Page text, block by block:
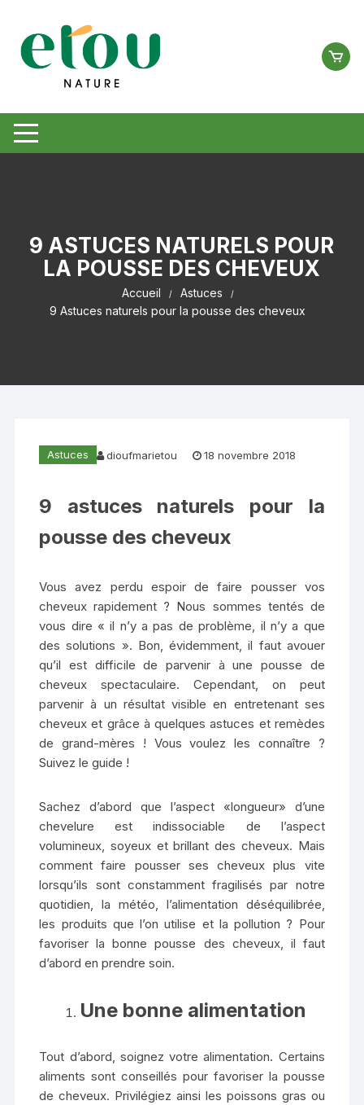
contenu
9 ASTUCES NATURELS POUR
LA POUSSE DES CHEVEUX
Accueil
Astuces
9 Astuces naturels pour la pousse des cheveux
Astuces dioufmarietou 18 novembre 2018
9 astuces naturels pour la
pousse des cheveux
Vous avez perdu espoir de faire pousser vos
cheveux rapidement ? Nous sommes tentés de
vous dire « il n’y a pas de problème, il n’y a que
des solutions ». Bon, évidemment, il faut avouer
qu’il est difficile de parvenir à une pousse de
cheveux spectaculaire. Cependant, on peut
parvenir à un résultat visible en entretenant ses
cheveux et grâce à quelques astuces et remèdes
de grand-mères ! Vous voulez les connaître ?
Suivez le guide !
Sachez d’abord que l’aspect «longueur» d’une
chevelure est indissociable de l’aspect
volumineux, soyeux et brillant des cheveux. Mais
comment faire pousser ses cheveux plus vite
lorsqu’ils sont constamment fragilisés par notre
quotidien, la météo, l’alimentation déséquilibrée,
les produits que l’on utilise et la pollution ? Pour
favoriser la bonne pousse des cheveux, il faut
d’abord en prendre soin.
Une bonne alimentation
Tout d’abord, soignez votre alimentation. Certains
aliments sont conseillés pour favoriser la pousse
de cheveux. Privilégiez ainsi les poissons gras ou